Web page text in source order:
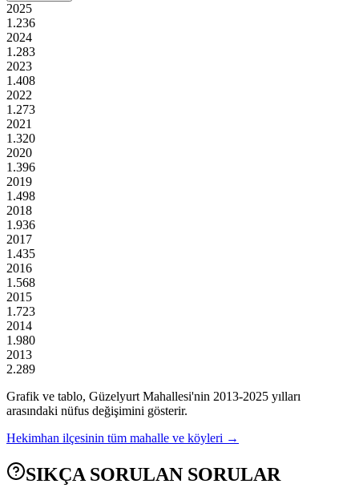
2025
1.236
2024
1.283
2023
1.408
2022
1.273
2021
1.320
2020
1.396
2019
1.498
2018
1.936
2017
1.435
2016
1.568
2015
1.723
2014
1.980
2013
2.289
Grafik ve tablo, Güzelyurt Mahallesi'nin 2013-2025 yılları
arasındaki nüfus değişimini gösterir.
Hekimhan ilçesinin tüm mahalle ve köyleri →
SIKÇA SORULAN SORULAR